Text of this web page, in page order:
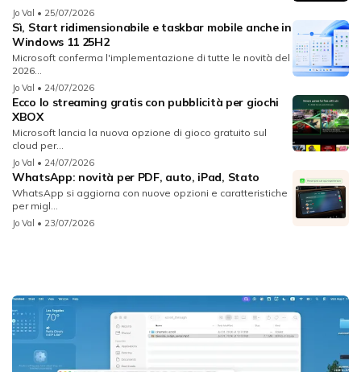
Jo Val • 25/07/2026
Sì, Start ridimensionabile e taskbar mobile anche in
Windows 11 25H2
Microsoft conferma l'implementazione di tutte le novità del
2026...
Jo Val • 24/07/2026
Ecco lo streaming gratis con pubblicità per giochi
XBOX
Microsoft lancia la nuova opzione di gioco gratuito sul
cloud per...
Jo Val • 24/07/2026
WhatsApp: novità per PDF, auto, iPad, Stato
WhatsApp si aggiorna con nuove opzioni e caratteristiche
per migl...
Jo Val • 23/07/2026